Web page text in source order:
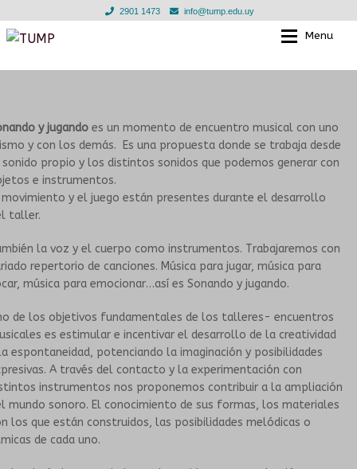
2901 1473 info@tump.edu.uy
Ir
Ir
Menu
CLASES INDIVIDUALES
TALLERES GRUPALES
ESCUELA PARA LAS INFANCIAS
DOCENTES
MURGA JOVEN
TALLERES PARA PERSONAS MAYORES
GRUPOS SONANTES
EN LOS BARRIOS
EN INSTITUCIONES EDUCATIVAS
TIENDA
NOTICIAS
CONVENIOS
HISTORIA
PROPUESTAS ARTÍSTICAS
y jugando es un momento de encuentro musical con uno
y con los demás. Es una propuesta donde se trabaja desde
propio y los distintos sonidos que podemos generar con
e instrumentos.
movimiento y el juego están presentes durante el desarrollo
taller.
la voz y el cuerpo como instrumentos. Trabajaremos con
repertorio de canciones. Música para jugar, música para
música para emocionar…así es Sonando y jugando.
de los objetivos fundamentales de los talleres- encuentros
es estimular e incentivar el desarrollo de la creatividad
espontaneidad, potenciando la imaginación y posibilidades
A través del contacto y la experimentación con
instrumentos nos proponemos contribuir a la ampliación
mundo sonoro. El conocimiento de sus formas, los materiales
los que están construidos, las posibilidades melódicas o
de cada uno.